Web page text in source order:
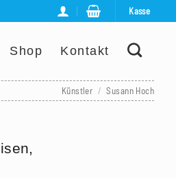
Kasse
Shop Kontakt
Künstler / Susann Hoch